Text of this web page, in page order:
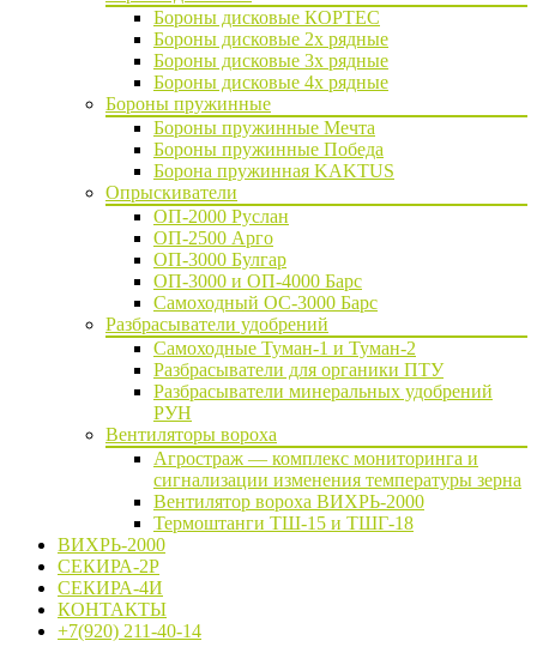
Бороны дисковые КОРТЕС
Бороны дисковые 2х рядные
Бороны дисковые 3х рядные
Бороны дисковые 4х рядные
Бороны пружинные
Бороны пружинные Мечта
Бороны пружинные Победа
Борона пружинная KAKTUS
Опрыскиватели
ОП-2000 Руслан
ОП-2500 Арго
ОП-3000 Булгар
ОП-3000 и ОП-4000 Барс
Самоходный ОС-3000 Барс
Разбрасыватели удобрений
Самоходные Туман-1 и Туман-2
Разбрасыватели для органики ПТУ
Разбрасыватели минеральных удобрений
РУН
Вентиляторы вороха
Агростраж — комплекс мониторинга и
сигнализации изменения температуры зерна
Вентилятор вороха ВИХРЬ-2000
Термоштанги ТШ-15 и ТШГ-18
ВИХРЬ-2000
СЕКИРА-2Р
СЕКИРА-4И
КОНТАКТЫ
+7(920) 211-40-14